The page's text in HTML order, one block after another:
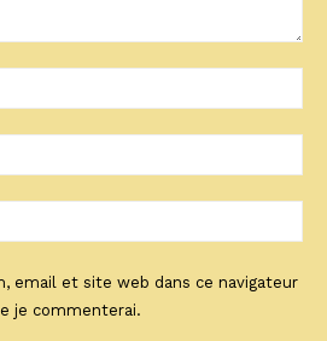
:*
:*
:
email et site web dans ce navigateur
je commenterai.